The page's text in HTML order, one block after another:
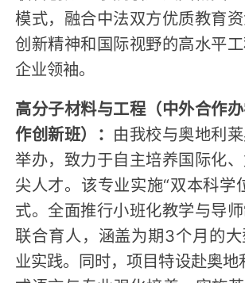
模式，融合中法双方优质教育
创新精神和国际视野的高水平
企业领袖。
高分子材料与工程（中外合作
作创新班）： 由我校与奥地利
举办，致力于自主培养国际化
尖人才。该专业实施“双本科学
式。全面推行小班化教学与导
联合育人，涵盖为期3个月的
业实践。同时，项目特设赴奥地